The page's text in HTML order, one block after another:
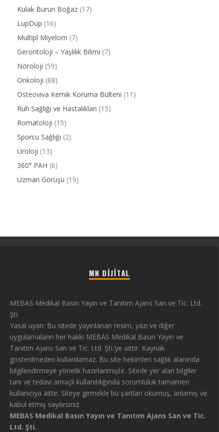
Kulak Burun Boğaz (17)
LupDup (16)
Multipl Miyelom (7)
Gerontoloji – Yaşlılık Bilimi (7)
Nöroloji (59)
Onkoloji (88)
Osteoviva Kemik Koruma Bülteni (11)
Ruh Sağlığı ve Hastalıkları (15)
Romatoloji (15)
Sporcu Sağlığı (2)
Üroloji (13)
360° PAH (6)
Uzman Görüşü (19)
MN DIJITAL
MEBAS Medikal Basın Yayın ve Tanıtım Ajans San ve Tic. Ltd.
Şti.
Yasal uyarı: Bu sitede yayınlanan resim, yazı ve diğer
uygulamaların her hakkı MEBAS Medikal Basın Yayın ve
Tanıtım Ajans San ve Tic. Ltd. Şti.’ye aittir. Kaynak
gösterilmeden kullanılamaz. Bu site hekimleri sağlık alanında
bilgilendirmeye yönelik hazırlanmıştır. Sitede yer alan bilgiler
tanı ve tedavi amaçlı kullanıldığında sorumluluk tamamen
kullanıcıya aittir. Siteye girmekle bu şartları okumuş, anlamış ve
kabul etmiş sayılırsınız.
MEBAS Medikal Basın Yayın ve Tanıtım Ajans San ve Tic.
Ltd. Şti.